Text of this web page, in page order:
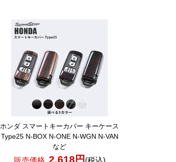
ホンダ スマートキーカバー キーケース
Type25 N-BOX N-ONE N-WGN N-VAN
など
販売価格 2,618円 (税込)